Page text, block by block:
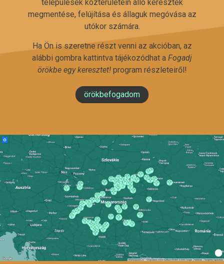
települések közterületein álló keresztek
megmentése, felújítása és állaguk megóvása az
utókor számára.
Ha Ön is szeretne részt venni az akcióban, az
alábbi gombra kattintva tájékozódhat a Fogadj
örökbe egy keresztet!program részleteiről!
örökbefogadom